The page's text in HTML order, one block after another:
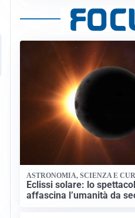
ASTRONOMIA, SCIENZA E
Eclissi solare: lo
affascina l’umanità da